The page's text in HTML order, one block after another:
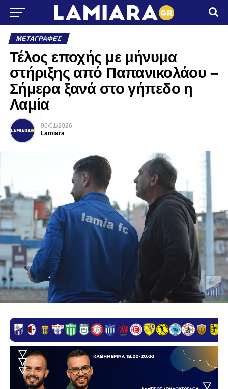
ΜΕΤΑΓΡΑΦΈΣ
Τέλος εποχής με μήνυμα
στήριξης από Παπανικολάου –
Σήμερα ξανά στο γήπεδο η
Λαμία
06/01/2026
Lamiara